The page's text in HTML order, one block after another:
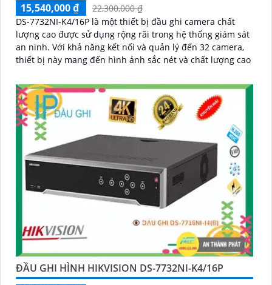
15,540,000 ₫
22,300,000 ₫
DS-7732NI-K4/16P là một thiết bị đầu ghi camera chất
lượng cao được sử dụng rộng rãi trong hệ thống giám sát
an ninh. Với khả năng kết nối và quản lý đến 32 camera,
thiết bị này mang đến hình ảnh sắc nét và chất lượng cao
ĐẦU GHI HÌNH HIKVISION DS-7732NI-K4/16P